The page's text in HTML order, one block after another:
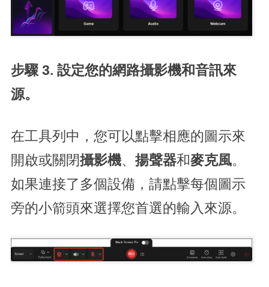
步驟 3. 設定您的網路攝影機和音訊來
源。
在工具列中，您可以點擊相應的圖示來
開啟或關閉攝影機、 揚聲器和麥克風。
如果連接了多個設備，請點擊每個圖示
旁的小箭頭來選擇您首選的輸入來源。